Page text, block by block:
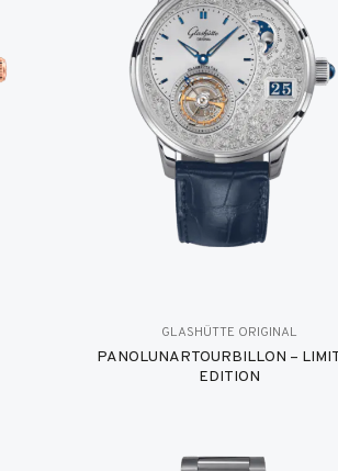
GLASHÜTTE ORIGINAL
PANOLUNARTOURBILLON –
EDITION